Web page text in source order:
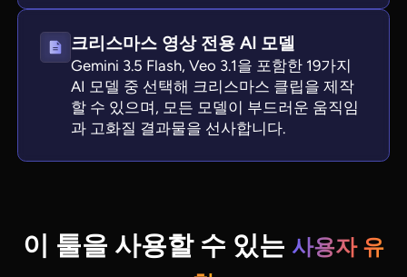
크리스마스 영상 전용 AI 모델
Gemini 3.5 Flash, Veo 3.1을 포함한 19가지
AI 모델 중 선택해 크리스마스 클립을 제작
할 수 있으며, 모든 모델이 부드러운 움직임
과 고화질 결과물을 선사합니다.
이 툴을 사용할 수 있는 사용자 유